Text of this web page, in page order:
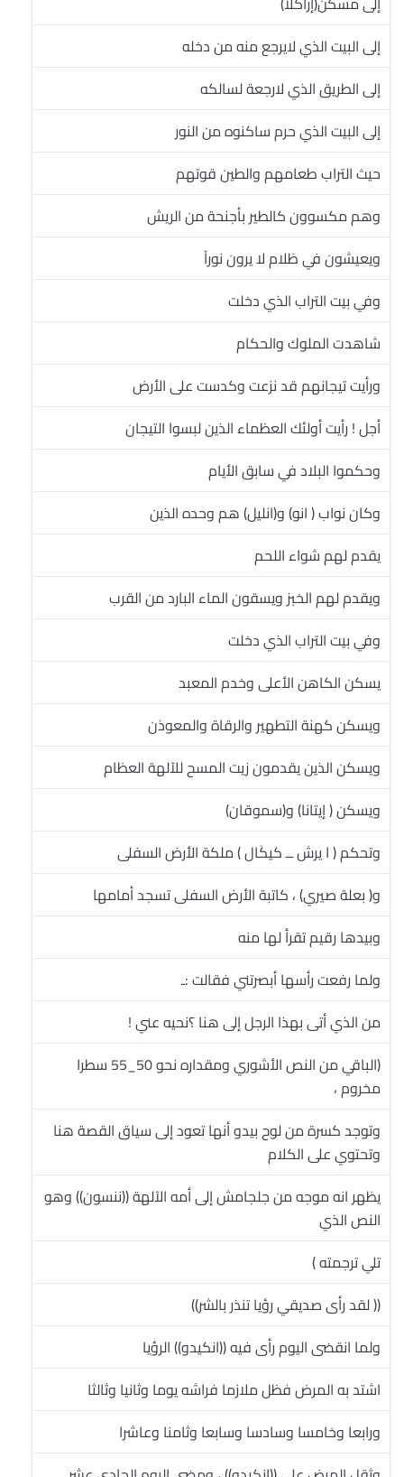
إلى البيت الذي لايرجع منه من دخله
إلى الطريق الذي لارجعة لسالكه
إلى البيت الذي حرم ساكنوه من النور
حيث التراب طعامهم والطين قوتهم
وهم مكسوون كالطير بأجنحة من الريش
ويعيشون في ظلام لا يرون نوراً
وفي بيت التراب الذي دخلت
شاهدت الملوك والحكام
ورأيت تيجانهم قد نزعت وكدست على الأرض
أجل ! رأيت أولئك العظماء الذين لبسوا التيجان
وحكموا البلاد في سابق الأيام
وكان نواب ( انو) و(انليل) هم وحده الذين
يقدم لهم شواء اللحم
ويقدم لهم الخبز ويسقون الماء البارد من القرب
وفي بيت التراب الذي دخلت
يسكن الكاهن الأعلى وخدم المعبد
ويسكن كهنة التطهير والرقاة والمعوذن
ويسكن الذين يقدمون زيت المسح للآلهة العظام
ويسكن ( إيتانا) و(سموقان)
وتحكم ( ا يرش ــ كيكَال ) ملكة الأرض السفلى
و( بعلة صيري) ، كاتبة الأرض السفلى تسجد أمامها
وبيدها رقيم تقرأ لها منه
ولما رفعت رأسها أبصرتني فقالت :ـ
من الذي أتى بهذا الرجل إلى هنا ؟نحيه عني !
(الباقي من النص الأشوري ومقداره نحو 50_55 سطرا
مخروم ،
وتوجد كسرة من لوح بيدو أنها تعود إلى سياق القصة هنا
وتحتوي على الكلام
يظهر انه موجه من جلجامش إلى أمه الآلهة ((ننسون)) وهو
النص الذي
تلي ترجمته )
(( لقد رأى صديقي رؤيا تنذر بالشر))
ولما انقضى اليوم رأى فيه ((انكيدو)) الرؤيا
اشتد به المرض فظل ملازما فراشه يوما وثانيا وثالثا
ورابعا وخامسا وسادسا وسابعا وثامنا وعاشرا